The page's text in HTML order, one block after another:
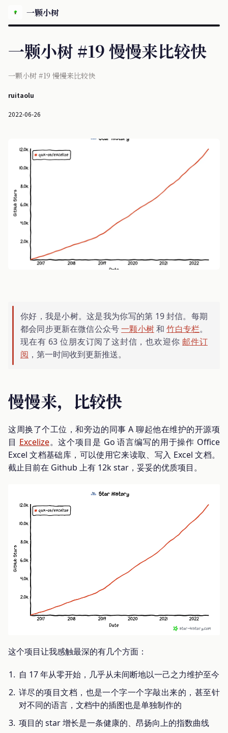
一颗小树
一颗小树 #19 慢慢来比较快
一颗小树 #19 慢慢来比较快
ruitaolu
2022-06-26
你好，我是小树。这是我为你写的第 19 封信。每期
都会同步更新在微信公众号一颗小树和竹白专栏。
现在有 63 位朋友订阅了这封信，也欢迎你 邮件订
阅 ，第一时间收到更新推送。
慢慢来，比较快
这周换了个工位，和旁边的同事 A 聊起他在维护的开源项
目 Excelize。这个项目是 Go 语言编写的用于操作 Office
Excel 文档基础库，可以使用它来读取、写入 Excel 文档。
截止目前在 Github 上有 12k star，妥妥的优质项目。
这个项目让我感触最深的有几个方面：
自 17 年从零开始，几乎从未间断地以一己之力维护至今
详尽的项目文档，也是一个字一个字敲出来的，甚至针
对不同的语言，文档中的插图也是单独制作的
项目的 star 增长是一条健康的、昂扬向上的指数曲线